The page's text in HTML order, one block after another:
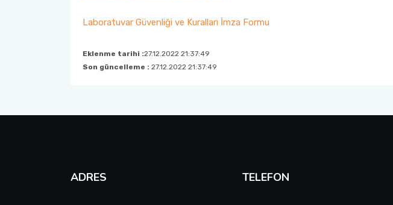
Laboratuvar Güvenliği ve Kuralları İmza Formu
Eklenme tarihi :27.12.2022 21:37:49
Son güncelleme : 27.12.2022 21:37:49
ADRES TELEFON